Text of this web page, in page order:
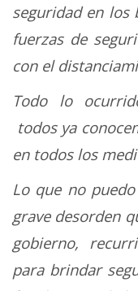
seguridad en los
fuerzas de
con el
Todo lo
todos ya
en todos los
Lo que no
grave desorden
gobierno,
para brindar